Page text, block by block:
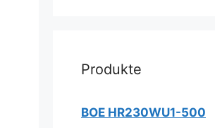
Produkte
BOE HR230WU1-500